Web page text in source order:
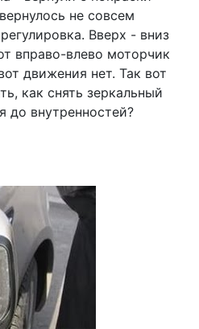
не совсем
Вверх - вниз
вправо-влево моторчик
движения нет. Так вот
как снять зеркальный
до внутренностей?